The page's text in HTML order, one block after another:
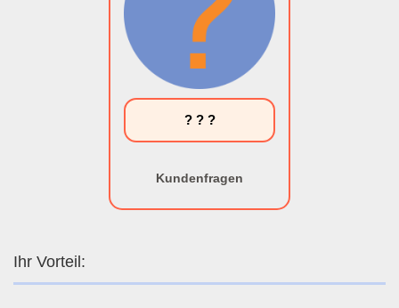
? ? ?
Kundenfragen
Ihr Vorteil: